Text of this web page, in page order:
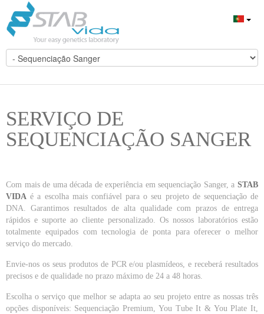
SERVIÇO DE
SEQUENCIAÇÃO SANGER
Com mais de uma década de experiência em sequenciação Sanger, a STAB
VIDA é a escolha mais confiável para o seu projeto de sequenciação de
DNA. Garantimos resultados de alta qualidade com prazos de entrega
rápidos e suporte ao cliente personalizado. Os nossos laboratórios estão
totalmente equipados com tecnologia de ponta para oferecer o melhor
serviço do mercado.
Envie-nos os seus produtos de PCR e/ou plasmídeos, e receberá resultados
precisos e de qualidade no prazo máximo de 24 a 48 horas.
Escolha o serviço que melhor se adapta ao seu projeto entre as nossas três
opções disponíveis: Sequenciação Premium, You Tube It & You Plate It,